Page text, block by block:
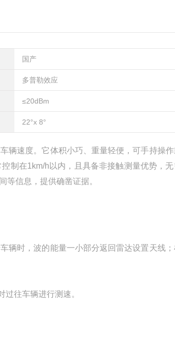
国产
多普勒效应
≤20dBm
22°x 8°
辆速度。它体积小巧、重量轻便，可手持操
制在1km/h以内，且具备非接触测量优势，
等信息，提供确凿证据。
辆时，波的能量一小部分返回雷达设置天线
往车辆进行测速。